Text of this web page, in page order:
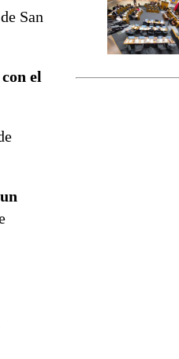
San
el
Preventiva en
tres comunas